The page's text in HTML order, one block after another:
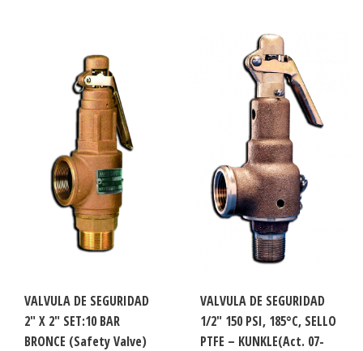
VALVULA DE SEGURIDAD
2″ X 2″ SET:10 BAR
BRONCE (Safety Valve)
VALVULA DE SEGURIDAD
1/2″ 150 PSI, 185°C, SELLO
PTFE – KUNKLE(Act. 07-